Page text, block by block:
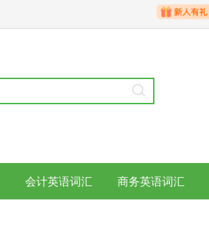
会计英语词汇 商务英语词汇